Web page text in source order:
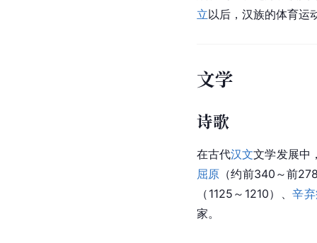
立以后，汉族的体育运
文学
诗歌
在古代汉文文学发展中
屈原 （约前340～前
（1125～1210）、辛
家。